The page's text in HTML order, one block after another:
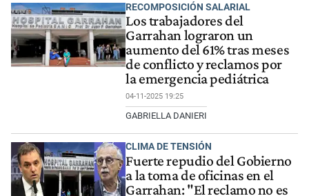
RECOMPOSICIÓN SALARIAL
Los trabajadores del
Garrahan lograron un
aumento del 61% tras meses
de conflicto y reclamos por
la emergencia pediátrica
04-11-2025 19:25
GABRIELLA DANIERI
CLIMA DE TENSIÓN
Fuerte repudio del Gobierno
a la toma de oficinas en el
Garrahan: "El reclamo no es